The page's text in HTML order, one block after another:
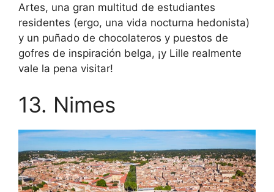
Artes, una gran multitud de estudiantes
residentes (ergo, una vida nocturna hedonista)
y un puñado de chocolateros y puestos de
gofres de inspiración belga, ¡y Lille realmente
vale la pena visitar!
13. Nimes